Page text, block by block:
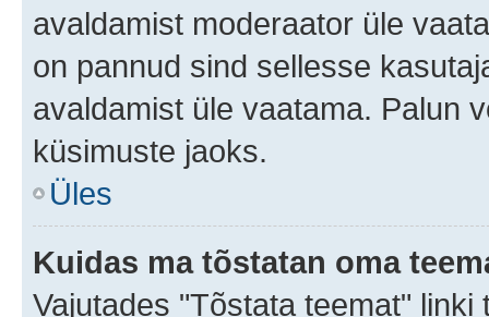
avaldamist moderaator üle
on pannud sind sellesse
avaldamist üle vaatama. Palun
küsimuste jaoks.
Üles
Kuidas ma tõstatan oma
Vajutades "Tõstata teemat"